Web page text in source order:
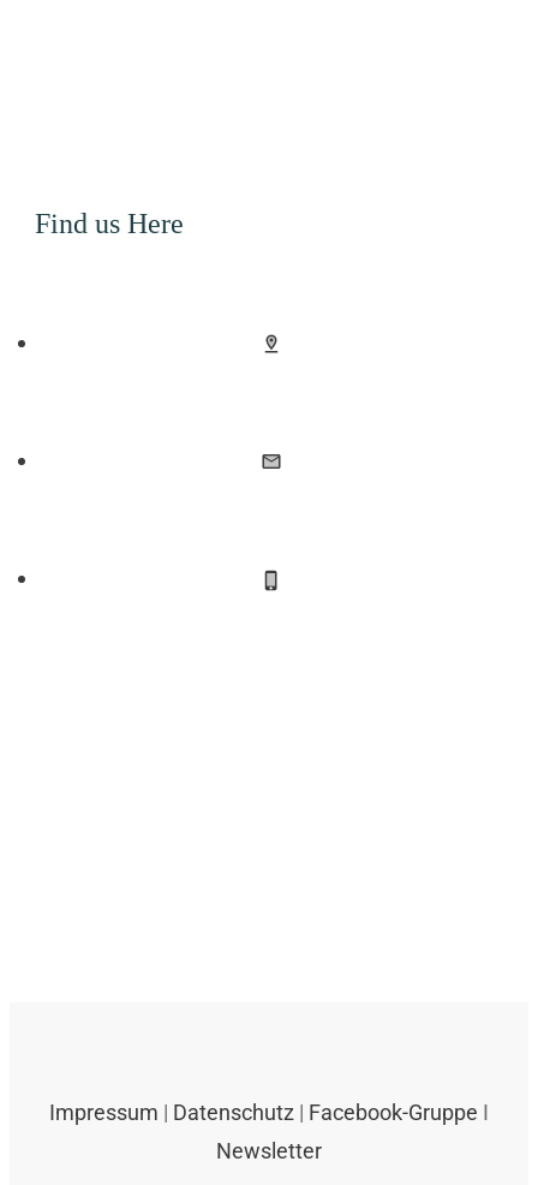
Find us Here
Impressum | Datenschutz | Facebook-Gruppe I
Newsletter